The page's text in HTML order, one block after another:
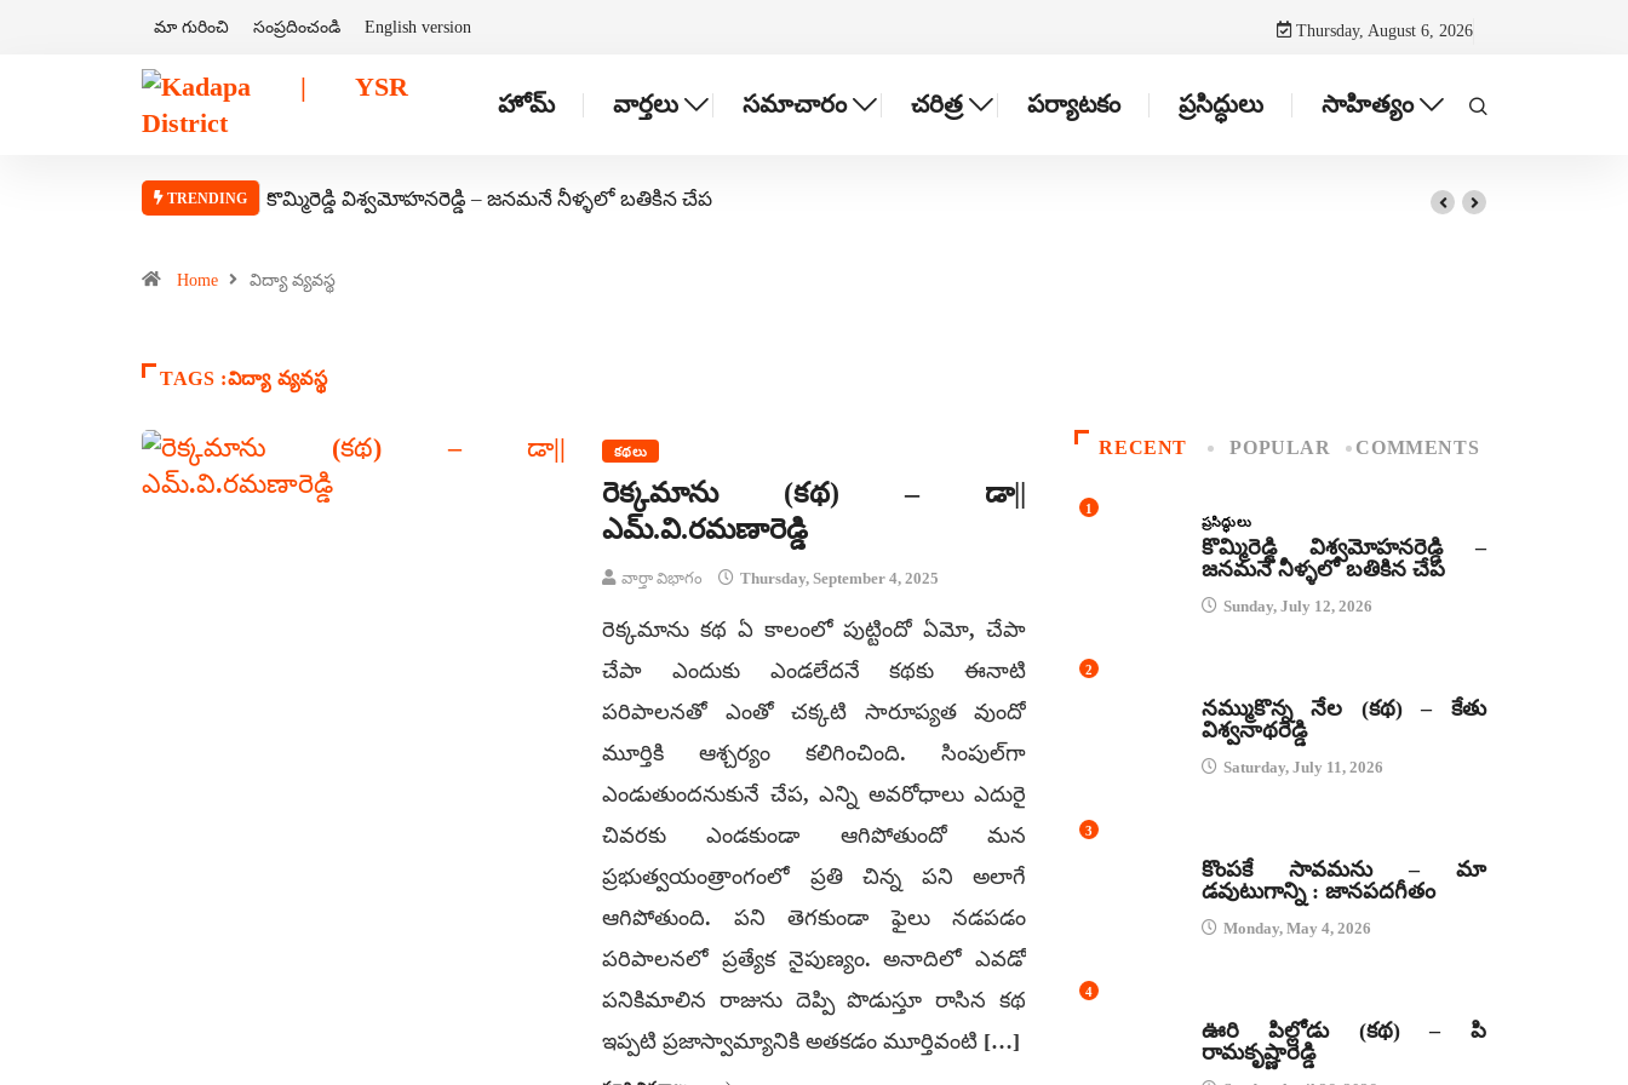
మా గురించి సంప్రదించండి English version Thursday, August 6, 2026
హోమ్ వార్తలు సమాచారం చరిత్ర పర్యాటకం ప్రసిద్ధులు సాహిత్యం
TRENDING కొమ్మిరెడ్డి విశ్వమోహనరెడ్డి – జనమనే నీళ్ళలో బతికిన చేప
Home విద్యా వ్యవస్థ
TAGS :విద్యా వ్యవస్థ
కథలు
రెక్కమాను (కథ) – డా||
ఎమ్‌.వి.రమణారెడ్డి
వార్తా విభాగం Thursday, September 4, 2025
రెక్కమాను కథ ఏ కాలంలో పుట్టిందో ఏమో, చేపా
చేపా ఎందుకు ఎండలేదనే కథకు ఈనాటి
పరిపాలనతో ఎంతో చక్కటి సారూప్యత వుందో
మూర్తికి ఆశ్చర్యం కలిగించింది. సింపుల్‌గా
ఎండుతుందనుకునే చేప, ఎన్ని అవరోధాలు ఎదురై
చివరకు ఎండకుండా ఆగిపోతుందో మన
ప్రభుత్వయంత్రాంగంలో ప్రతి చిన్న పని అలాగే
ఆగిపోతుంది. పని తెగకుండా ఫైలు నడపడం
పరిపాలనలో ప్రత్యేక నైపుణ్యం. అనాదిలో ఎవడో
పనికిమాలిన రాజును దెప్పి పొడుస్తూ రాసిన కథ
ఇప్పటి ప్రజాస్వామ్యానికి అతకడం మూర్తివంటి […]
RECENT POPULAR COMMENTS
1
ప్రసిద్ధులు
కొమ్మిరెడ్డి విశ్వమోహనరెడ్డి –
జనమనే నీళ్ళలో బతికిన చేప
Sunday, July 12, 2026
2
నమ్ముకొన్న నేల (కథ) – కేతు
విశ్వనాథరెడ్డి
Saturday, July 11, 2026
3
కొంపకే సావమను – మా
డవుటుగాన్ని : జానపదగీతం
Monday, May 4, 2026
4
ఊరి పిల్లోడు (కథ) – పి
రామకృష్ణారెడ్డి